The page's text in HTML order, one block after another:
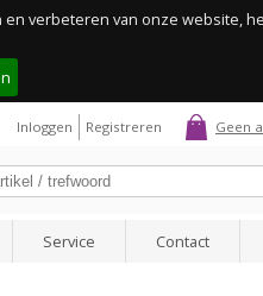
verbeteren van onze website,
Geen
Inloggen Registreren
Service Contact